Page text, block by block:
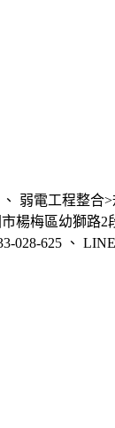
弱電工程整
楊梅區幼獅路
028-625 、